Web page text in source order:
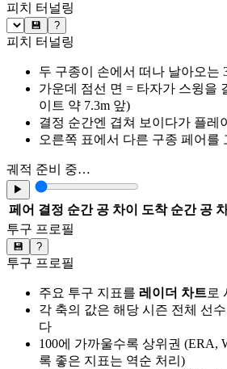
피치 터널링
💾 ?
피치 터널링
두 구종이 손에서 떠나 날아오는
가운데 점선 면 = 타자가 스윙을
이트 약 7.3m 앞)
결정 순간엔 겹쳐 보이다가 플레
오른쪽 표에서 다른 구종 페어를
궤적 준비 중…
▶
페어 결정 순간 공 차이 도착 순간 공 차
투구 프로필
💾 ?
투구 프로필
주요 투구 지표를 레이더 차트로
각 축의 값은 해당 시즌 전체 선수
다
100에 가까울수록 상위권 (ERA,
록 좋은 지표는 역순 처리)